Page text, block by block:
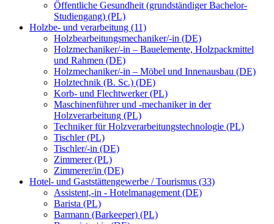
Öffentliche Gesundheit (grundständiger Bachelor-
Studiengang) (PL)
Holzbe- und verarbeitung (11)
Holzbearbeitungsmechaniker/-in (DE)
Holzmechaniker/-in – Bauelemente, Holzpackmittel
und Rahmen (DE)
Holzmechaniker/-in – Möbel und Innenausbau (DE)
Holztechnik (B. Sc.) (DE)
Korb- und Flechtwerker (PL)
Maschinenführer und -mechaniker in der
Holzverarbeitung (PL)
Techniker für Holzverarbeitungstechnologie (PL)
Tischler (PL)
Tischler/-in (DE)
Zimmerer (PL)
Zimmerer/in (DE)
Hotel- und Gaststättengewerbe / Tourismus (33)
Assistent,-in - Hotelmanagement (DE)
Barista (PL)
Barmann (Barkeeper) (PL)